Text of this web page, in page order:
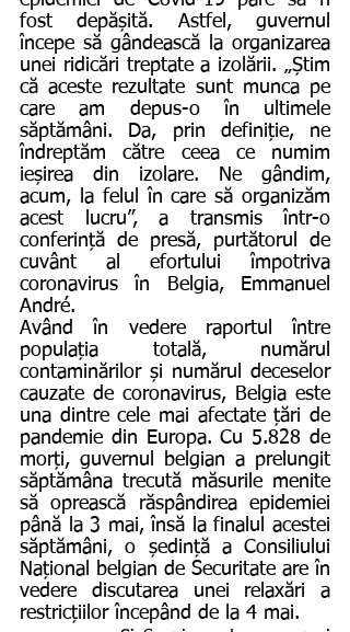
fost depășită. Astfel, guvernul
începe să gândească la organizarea
unei ridicări treptate a izolării. „Știm
că aceste rezultate sunt munca pe
care am depus-o în ultimele
săptămâni. Da, prin definiție, ne
îndreptăm către ceea ce numim
ieșirea din izolare. Ne gândim,
acum, la felul în care să organizăm
acest lucru”, a transmis într-o
conferință de presă, purtătorul de
cuvânt al efortului împotriva
coronavirus în Belgia, Emmanuel
André.
Având în vedere raportul între
populația totală, numărul
contaminărilor și numărul deceselor
cauzate de coronavirus, Belgia este
una dintre cele mai afectate țări de
pandemie din Europa. Cu 5.828 de
morți, guvernul belgian a prelungit
săptămâna trecută măsurile menite
să oprească răspândirea epidemiei
până la 3 mai, însă la finalul acestei
săptămâni, o ședință a Consiliului
Național belgian de Securitate are în
vedere discutarea unei relaxări a
restricțiilor începând de la 4 mai.